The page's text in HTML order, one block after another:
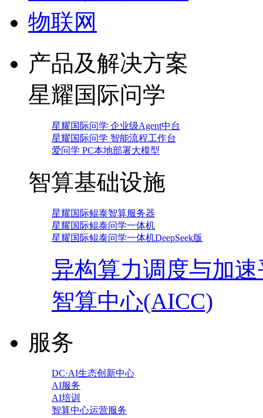
物联网
产品及解决方案
星耀国际问学
星耀国际问学 企业级Agent中台
星耀国际问学 智能流程工作台
爱问学 PC本地部署大模型
智算基础设施
星耀国际鲲泰智算服务器
星耀国际鲲泰问学一体机
星耀国际鲲泰问学一体机DeepSeek版
异构算力调度与加
智算中心(AICC)
服务
DC·AI生态创新中心
AI服务
AI培训
智算中心运营服务